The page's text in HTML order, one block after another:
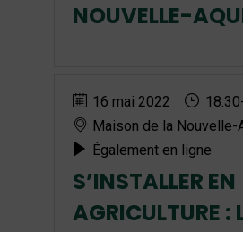
NOUVELLE-
16 mai 2022 18:30
Maison de la Nouvelle-
Également en ligne
S’INSTALLER EN
AGRICULTURE :